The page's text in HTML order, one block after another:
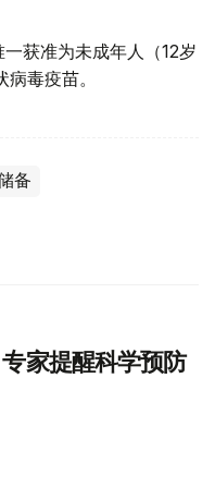
获准为未成年人（12岁
毒疫苗。
备
家提醒科学预防